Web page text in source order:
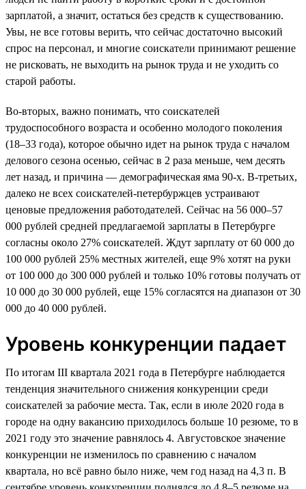
зарплатой, а значит, остаться без средств к существованию.
Увы, не все готовы верить, что сейчас достаточно высокий
спрос на персонал, и многие соискатели принимают решение
не рисковать, не выходить на рынок труда и не уходить со
старой работы.
Во-вторых, важно понимать, что соискателей
трудоспособного возраста и особенно молодого поколения
(18–33 года), которое обычно идет на рынок труда с началом
делового сезона осенью, сейчас в 2 раза меньше, чем десять
лет назад, и причина — демографическая яма 90-х. В-третьих,
далеко не всех соискателей-петербуржцев устраивают
ценовые предложения работодателей. Сейчас на 56 000–57
000 рублей средней предлагаемой зарплаты в Петербурге
согласны около 27% соискателей. Ждут зарплату от 60 000 до
100 000 рублей 25% местных жителей, еще 9% хотят на руки
от 100 000 до 300 000 рублей и только 10% готовы получать от
10 000 до 30 000 рублей, еще 15% согласятся на диапазон от 30
000 до 40 000 рублей.
Уровень конкуренции падает
По итогам III квартала 2021 года в Петербурге наблюдается
тенденция значительного снижения конкуренции среди
соискателей за рабочие места. Так, если в июле 2020 года в
городе на одну вакансию приходилось больше 10 резюме, то в
2021 году это значение равнялось 4. Августовское значение
конкуренции не изменилось по сравнению с началом
квартала, но всё равно было ниже, чем год назад на 4,3 п. В